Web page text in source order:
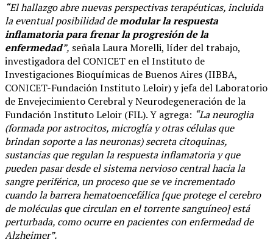
“El hallazgo abre nuevas perspectivas terapéuticas, incluida
la eventual posibilidad demodular la respuesta
inflamatoria para frenar la progresión de la
enfermedad”, señala Laura Morelli, líder del trabajo,
investigadora del CONICET en el Instituto de
Investigaciones Bioquímicas de Buenos Aires (IIBBA,
CONICET-Fundación Instituto Leloir) y jefa del Laboratorio
de Envejecimiento Cerebral y Neurodegeneración de la
Fundación Instituto Leloir (FIL). Y agrega: “La neuroglia
(formada por astrocitos, microglía y otras células que
brindan soporte a las neuronas) secreta citoquinas,
sustancias que regulan la respuesta inflamatoria y que
pueden pasar desde el sistema nervioso central hacia la
sangre periférica, un proceso que se ve incrementado
cuando la barrera hematoencefálica [que protege el cerebro
de moléculas que circulan en el torrente sanguíneo] está
perturbada, como ocurre en pacientes con enfermedad de
Alzheimer”.